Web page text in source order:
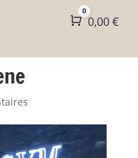
Panier
0
0,00€